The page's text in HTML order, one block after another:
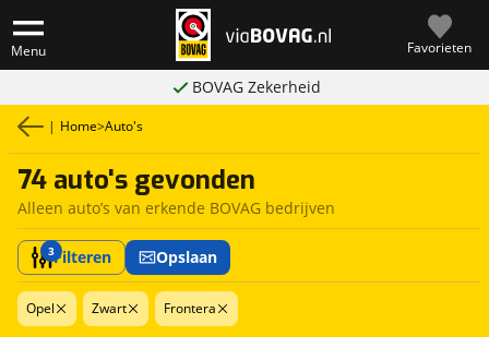
Menu Favorieten
BOVAG Zekerheid
| Home>Auto's
74 auto's gevonden
Alleen auto’s van erkende BOVAG bedrijven
3Filteren Opslaan
Opel Zwart Frontera